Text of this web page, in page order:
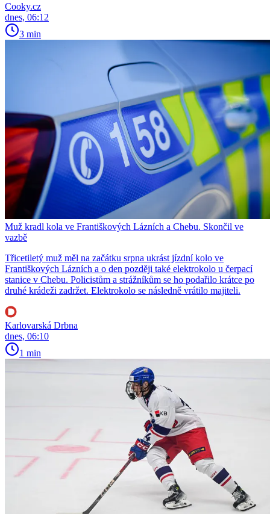
Cooky.cz
dnes, 06:12
3 min
Muž kradl kola ve Františkových Lázních a Chebu. Skončil ve
vazbě
Třicetiletý muž měl na začátku srpna ukrást jízdní kolo ve
Františkových Lázních a o den později také elektrokolo u čerpací
stanice v Chebu. Policistům a strážníkům se ho podařilo krátce po
druhé krádeži zadržet. Elektrokolo se následně vrátilo majiteli.
Karlovarská Drbna
dnes, 06:10
1 min